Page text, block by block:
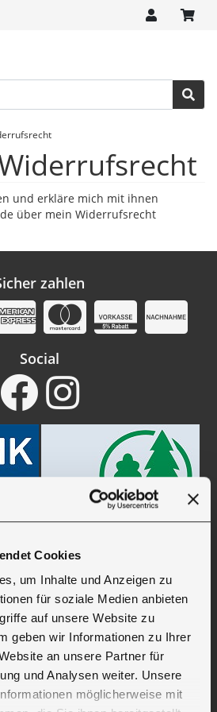
Cookies
um Inhalte und Anzeigen zu
für soziale Medien anbieten
auf unsere Website zu
geben wir Informationen zu Ihrer
an unsere Partner für
und Analysen weiter. Unsere
möglicherweise mit
und erkläre mich mit ihnen
über mein Widerrufsrecht
zahlen
Social